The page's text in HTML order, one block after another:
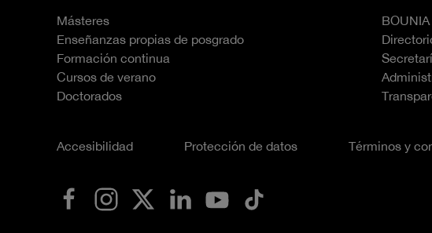
Másteres
Enseñanzas propias de posgrado
Formación continua
Cursos de verano
Doctorados
BOUNIA
Accesibilidad Protección de datos Términos y